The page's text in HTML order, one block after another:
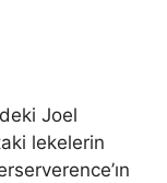
Joel
lekelerin